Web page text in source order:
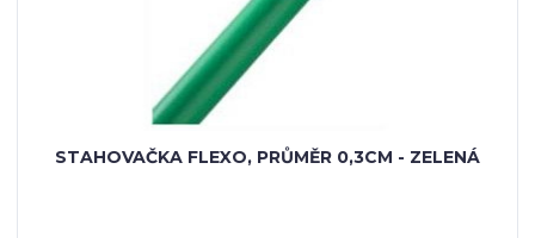
STAHOVAČKA FLEXO, PRŮMĚR 0,3CM - ZELENÁ